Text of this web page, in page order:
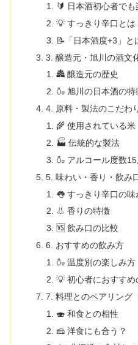
🔰 日本酒初心者でも
💡 すっきり辛口と
📝「日本酒度+3」と
3. 醸造元・旭川の酒文
🏯 醸造元の歴史
🍶 旭川の日本酒の特
4. 原料・製法のこだわ
🌾 使用されている米
🏭 伝統的な製法
🍶 アルコール度数
5. 味わい・香り・飲み
👅 すっきり辛口の味
👃 香りの特徴
🆚 飲み口の比較
6. おすすめの飲み方
🍶 温度別の楽しみ方
💡 初心者におすすめ
7. 料理とのペアリング
🍣 和食との相性
🧀 洋食にも合う？